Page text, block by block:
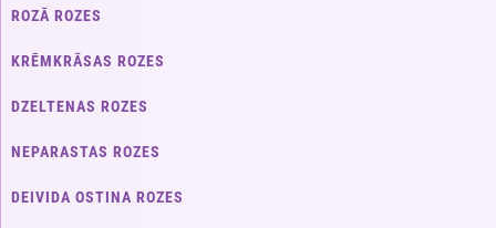
ROZĀ ROZES
KRĒMKRĀSAS ROZES
DZELTENAS ROZES
NEPARASTAS ROZES
DEIVIDA OSTINA ROZES